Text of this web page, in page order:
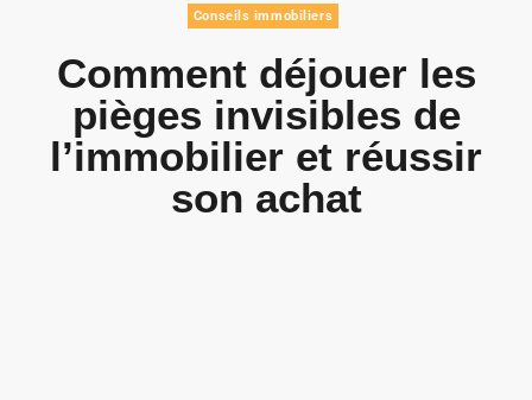
Conseils immobiliers
Comment déjouer les
pièges invisibles de
l’immobilier et réussir
son achat